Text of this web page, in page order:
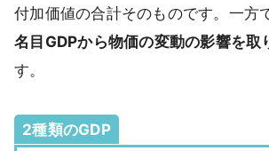
付加価値の合計そのものです。一方
名目GDPから物価の変動の影響を取
す。
2種類のGDP